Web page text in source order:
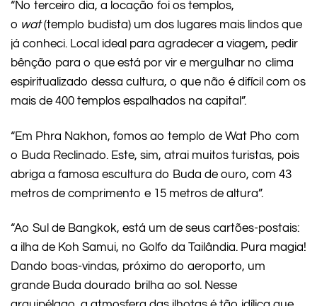
“No terceiro dia, a locação foi os templos,
o wat(templo budista) um dos lugares mais lindos que
já conheci. Local ideal para agradecer a viagem, pedir
bênção para o que está por vir e mergulhar no clima
espiritualizado dessa cultura, o que não é difícil com os
mais de 400 templos espalhados na capital”.
“Em Phra Nakhon, fomos ao templo de Wat Pho com
o Buda Reclinado. Este, sim, atrai muitos turistas, pois
abriga a famosa escultura do Buda de ouro, com 43
metros de comprimento e 15 metros de altura”.
“Ao Sul de Bangkok, está um de seus cartões-postais:
a ilha de Koh Samui, no Golfo da Tailândia. Pura magia!
Dando boas-vindas, próximo do aeroporto, um
grande Buda dourado brilha ao sol. Nesse